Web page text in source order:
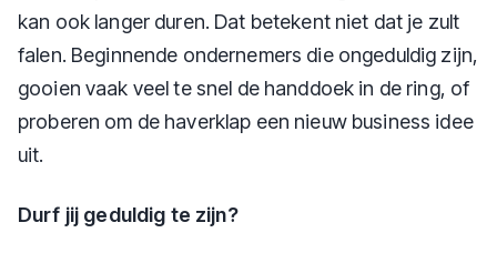
kan ook langer duren. Dat betekent niet dat je zult
falen. Beginnende ondernemers die ongeduldig zijn,
gooien vaak veel te snel de handdoek in de ring, of
proberen om de haverklap een nieuw business idee
uit.
Durf jij geduldig te zijn?